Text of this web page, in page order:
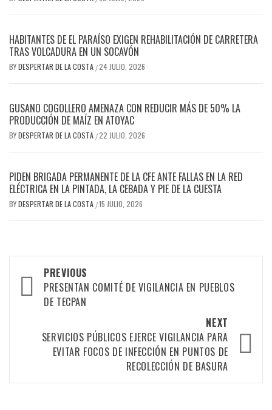
HABITANTES DE EL PARAÍSO EXIGEN REHABILITACIÓN DE CARRETERA
TRAS VOLCADURA EN UN SOCAVÓN
BYDESPERTAR DE LA COSTA /24 JULIO, 2026
GUSANO COGOLLERO AMENAZA CON REDUCIR MÁS DE 50% LA
PRODUCCIÓN DE MAÍZ EN ATOYAC
BYDESPERTAR DE LA COSTA /22 JULIO, 2026
PIDEN BRIGADA PERMANENTE DE LA CFE ANTE FALLAS EN LA RED
ELÉCTRICA EN LA PINTADA, LA CEBADA Y PIE DE LA CUESTA
BYDESPERTAR DE LA COSTA /15 JULIO, 2026
Post
navigation
PREVIOUS
PRESENTAN COMITÉ DE VIGILANCIA EN PUEBLOS
DE TECPAN
NEXT
SERVICIOS PÚBLICOS EJERCE VIGILANCIA PARA
EVITAR FOCOS DE INFECCIÓN EN PUNTOS DE
RECOLECCIÓN DE BASURA